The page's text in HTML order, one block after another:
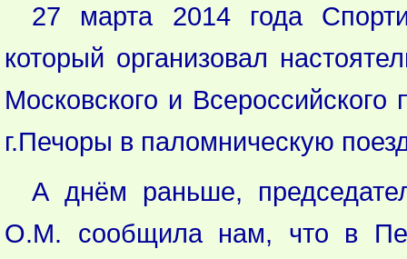
27 марта 2014 года
который организовал
Московского и
г.Печоры в паломническую
А днём раньше,
О.М. сообщила нам, что в